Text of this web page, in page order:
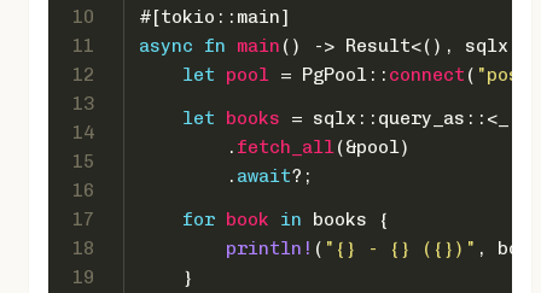
10
11
12
13
14
15
16
17
18
19
#[tokio::main]
async
fn main () -> Result<(),
let
pool = PgPool:: connect (
let
books = sqlx::query_as::<_,
        .
fetch_all(&pool)
        .
await?;
for book in books {
println! ( "{} - {} ({})" ,
    }